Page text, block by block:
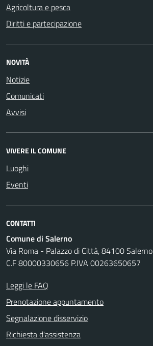
Agricoltura e pesca
Diritti e partecipazione
NOVITÀ
Notizie
Comunicati
Avvisi
VIVERE IL COMUNE
Luoghi
Eventi
CONTATTI
Comune di Salerno
Via Roma - Palazzo di Città, 84100 Salerno
C.F 80000330656 P.IVA 00263650657
Leggi le FAQ
Prenotazione appuntamento
Segnalazione disservizio
Richiesta d'assistenza